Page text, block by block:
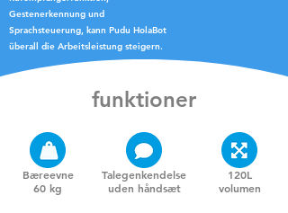
Gestenerkennung und
Sprachsteuerung, kann Pudu HolaBot
überall die Arbeitsleistung steigern.
funktioner
Bæreevne
60 kg
Talegenkendelse
uden håndsæt
120L
volumen